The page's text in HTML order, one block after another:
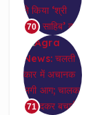
70
71